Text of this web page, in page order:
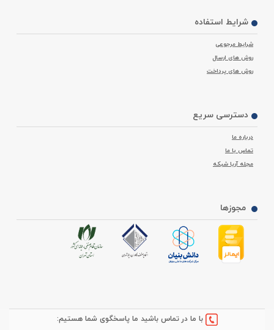
شرایط استفاده
شرایط مرجوعی
روش های ارسال
روش های پرداخت
دسترسی سریع
درباره ما
تماس با ما
مجله آریا شبکه
مجوزها
با ما در تماس باشید ما پاسخگوی شما هستیم: